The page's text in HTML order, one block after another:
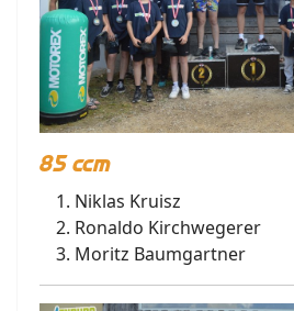
85 ccm
Niklas Kruisz
Ronaldo Kirchwegerer
Moritz Baumgartner